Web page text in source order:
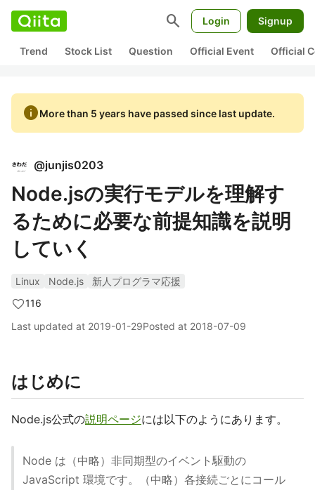
search Login Signup
Trend Stock List Question Official Event Official
infoMore than 5 years have passed since last update.
@junjis0203
Node.jsの実行モデルを理解す
るために必要な前提知識を説明
していく
Linux Node.js
新人プログラマ応援
116
Last updated at 2019-01-29Posted at 2018-07-09
はじめに
Node.js公式の説明ページには以下のようにあります。
Node は（中略）非同期型のイベント駆動の
JavaScript 環境です。（中略）各接続ごとにコール